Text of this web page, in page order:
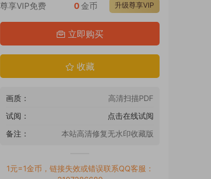
尊享VIP免费 升级尊享VIP
0金币
立即购买
收藏
画质：
高清扫描PDF
试阅：
点击在线试阅
备注：
本站高清修复无水印收藏版
1元=1金币，链接失效或错误联系QQ客服：